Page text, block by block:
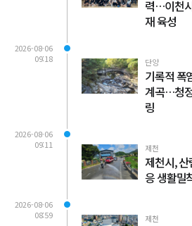
력…이천
재 육성
2026-08-06
09:18
단양
기록적 폭
계곡…청
링
2026-08-06
09:11
제천
제천시,
응 생활밀
2026-08-06
08:59
제천